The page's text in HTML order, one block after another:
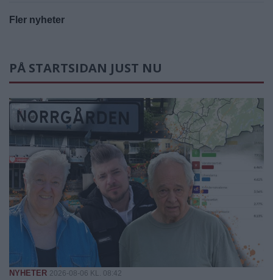
Fler nyheter
PÅ STARTSIDAN JUST NU
NYHETER 2026-08-06 KL. 08:42